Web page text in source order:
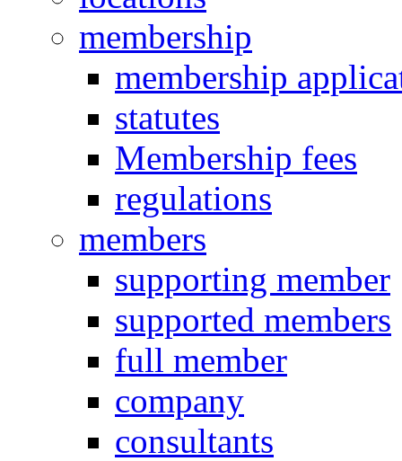
membership
membership
statutes
Membership fees
regulations
members
supporting member
supported members
full member
company
consultants